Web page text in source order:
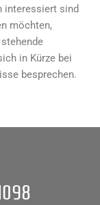
interessiert sind
möchten,
in Kürze bei
besprechen.